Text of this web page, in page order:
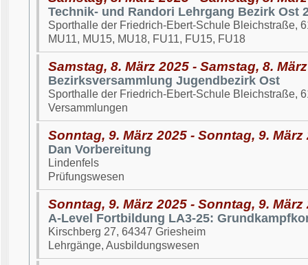
Technik- und Randori Lehrgang Bezirk Ost
Sporthalle der Friedrich-Ebert-Schule Bleichstraße,
MU11, MU15, MU18, FU11, FU15, FU18
Samstag, 8. März 2025 - Samstag, 8.
Bezirksversammlung Jugendbezirk Ost
Sporthalle der Friedrich-Ebert-Schule Bleichstraße,
Versammlungen
Sonntag, 9. März 2025 - Sonntag, 9. März
Dan Vorbereitung
Lindenfels
Prüfungswesen
Sonntag, 9. März 2025 - Sonntag, 9. März
A-Level Fortbildung LA3-25:
Kirschberg 27, 64347 Griesheim
Lehrgänge, Ausbildungswesen